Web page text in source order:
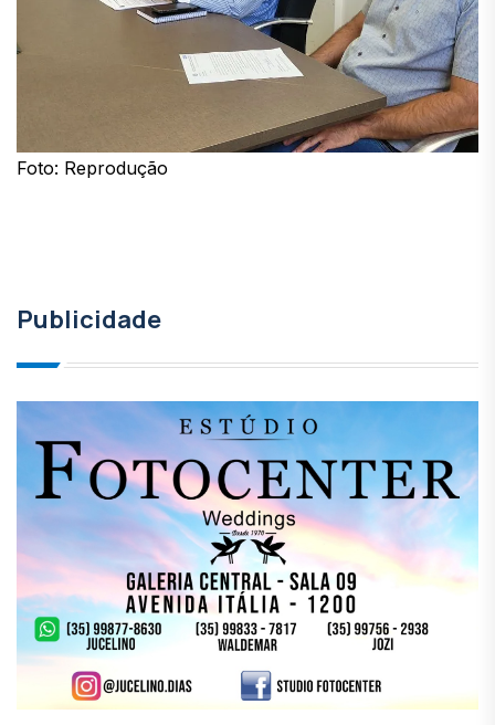
Foto: Reprodução
Publicidade